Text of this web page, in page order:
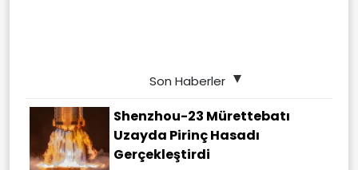
Son Haberler
Shenzhou-23 Mürettebatı
Uzayda Pirinç Hasadı
Gerçekleştirdi